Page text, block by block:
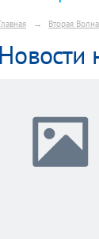
→ Вторая Волна
Новости